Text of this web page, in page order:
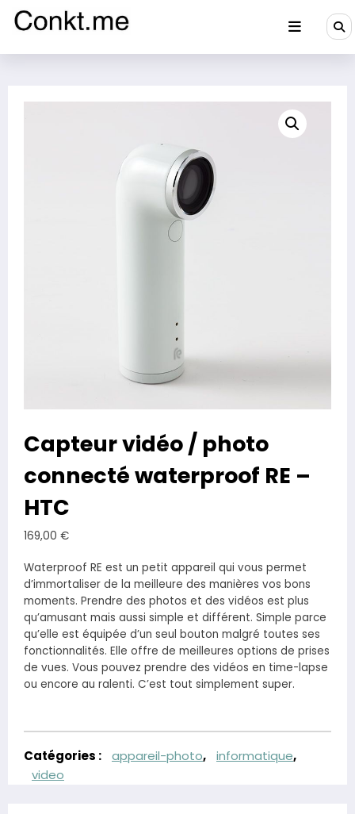
Conkt.me
Capteur vidéo / photo
connecté waterproof RE –
HTC
169,00 €
Waterproof RE est un petit appareil qui vous permet
d’immortaliser de la meilleure des manières vos bons
moments. Prendre des photos et des vidéos est plus
qu’amusant mais aussi simple et différent. Simple parce
qu’elle est équipée d’un seul bouton malgré toutes ses
fonctionnalités. Elle offre de meilleures options de prises
de vues. Vous pouvez prendre des vidéos en time-lapse
ou encore au ralenti. C’est tout simplement super.
Catégories : appareil-photo, informatique,
video